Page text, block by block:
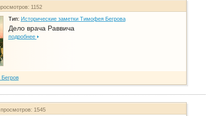
1152
Тип: Исторические заметки Тимофея Бегрова
Дело врача Раввича
подробнее
1545